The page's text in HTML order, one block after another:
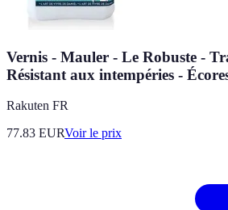
Vernis - Mauler - Le Robuste -
Résistant aux intempéries -
Rakuten FR
77.83 EURVoir le prix